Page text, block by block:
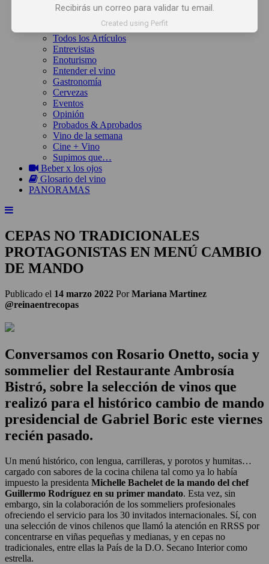
Inicio
Todos los Artículos
Entrevistas
Enoturismo
Entender el vino
Gastronomía
Cervezas
Eventos
Opinión
Probados & Aprobados
Vino de la semana
Cine + Vino
Supimos que…
Beber x los ojos
Glosario del vino
PANORAMAS
CEPAS NO TRADICIONALES
PROTAGONISTAS EN MENÚ CAMBIO
DE MANDO
Publicado el 14 marzo 2022 PorMariana Martinez
@reinaentrecopas
Conversamos con Rosario Onetto, socia y
sommelier del Restaurante Ambrosía
Bistró, sobre la selección de vinos que
realizó para el histórico cambio de mando
presidencial de Gabriel Boric este viernes
recién pasado.
Un menú histórico, con lengua, carrilleras, y porotos y humitas…
cargado con sabores de la cocina chilena tal como ya lo había
impuesto la presidenta Michelle Bachelet de la mando del chef
Guillermo Rodríguez en su primer mandato. Esta vez, sin
embargo, sin la colaboración de los sommeliers profesionales
ofreciendo el servicio para los 30 invitados internacionales. Sí, con
una selección de vinos chilenos que llamó la atención en RRSS por
concentrarse en viñas pequeñas y medianas, y en cepas no
tradicionales, entre ellas la País de la D.O. Secano Interior como
estrella.
Recibirás un correo para validar tu email.
Created using Perfit